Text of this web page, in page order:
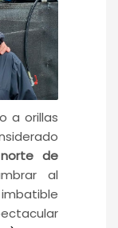
a orillas
de
al